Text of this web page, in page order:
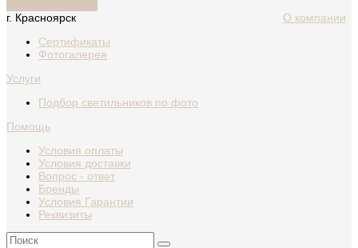
г. Красноярск
О компании
Сертификаты
Фотогалерея
Услуги
Подбор светильников по фото
Помощь
Условия оплаты
Условия доставки
Вопрос - ответ
Бренды
Условия Гарантии
Реквизиты